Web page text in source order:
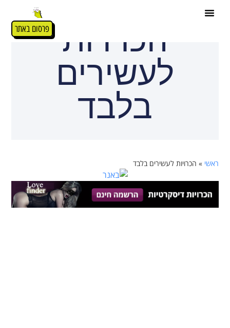
פרסום באתר הכרויות
לעשירים
בלבד
ראשי » הכרויות לעשירים בלבד